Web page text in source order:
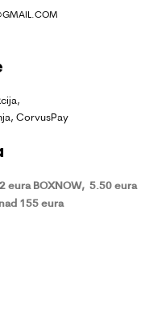
CorvusPay
eura BOXNOW, 5.50 eura
155 eura